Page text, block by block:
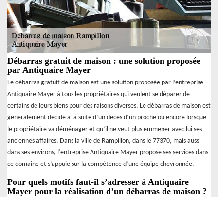
Débarras gratuit de maison : une solution proposée
par Antiquaire Mayer
Le débarras gratuit de maison est une solution proposée par l’entreprise
Antiquaire Mayer à tous les propriétaires qui veulent se déparer de
certains de leurs biens pour des raisons diverses. Le débarras de maison est
généralement décidé à la suite d’un décès d’un proche ou encore lorsque
le propriétaire va déménager et qu’il ne veut plus emmener avec lui ses
anciennes affaires. Dans la ville de Rampillon, dans le 77370, mais aussi
dans ses environs, l’entreprise Antiquaire Mayer propose ses services dans
ce domaine et s’appuie sur la compétence d’une équipe chevronnée.
Pour quels motifs faut-il s’adresser à Antiquaire
Mayer pour la réalisation d’un débarras de maison ?